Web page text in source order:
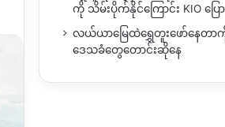
ကို သိမ်းပိုက်နိုင်ကြောင်း KIO ပြော
လယ်ယာမြေထဲရွှေတူးဖော်နေတာ
ဒေသခံတွေတောင်းဆိုနေ